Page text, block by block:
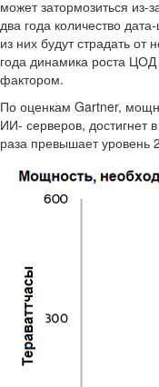
может затормозиться из-
два года количество
из них будут страдать от
года динамика роста
фактором.
По оценкам Gartner,
ИИ- серверов, достигнет
раза превышает уровень